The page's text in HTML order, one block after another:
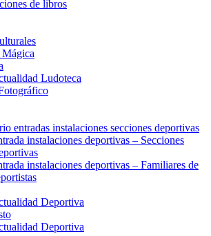
de libros
Ludoteca
entradas instalaciones secciones deportivas
instalaciones deportivas – Secciones
instalaciones deportivas – Familiares de
Deportiva
Deportiva